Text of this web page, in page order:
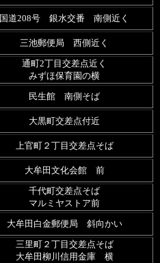
国道208号 銀水交番 南側近く
三池郵便局 西側近く
通町2丁目交差点近く
みずほ保育園の横
民生館 南側そば
大黒町交差点付近
上官町２丁目交差点そば
大牟田文化会館 前
千代町交差点そば
マルミヤストア前
大牟田白金郵便局 斜向かい
三里町２丁目交差点そば
大牟田柳川信用金庫 横